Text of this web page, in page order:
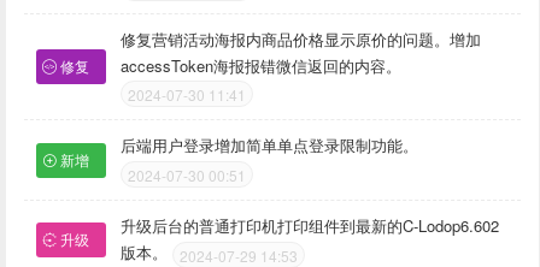
修复
修复营销活动海报内商品价格显示原价的问题。增加
accessToken海报报错微信返回的内容。
2024-07-30 11:41
新增
后端用户登录增加简单单点登录限制功能。
2024-07-30 00:51
升级
升级后台的普通打印机打印组件到最新的C-Lodop6.602
版本。
2024-07-29 14:53